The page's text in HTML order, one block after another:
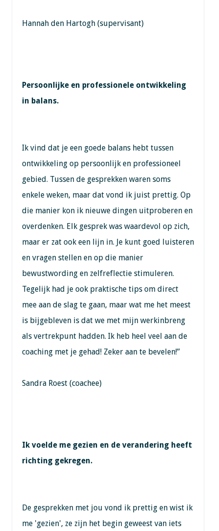
Hannah den Hartogh (supervisant)
Persoonlijke en professionele ontwikkeling
in balans.
Ik vind dat je een goede balans hebt tussen
ontwikkeling op persoonlijk en professioneel
gebied. Tussen de gesprekken waren soms
enkele weken, maar dat vond ik juist prettig. Op
die manier kon ik nieuwe dingen uitproberen en
overdenken. Elk gesprek was waardevol op zich,
maar er zat ook een lijn in. Je kunt goed luisteren
en vragen stellen en op die manier
bewustwording en zelfreflectie stimuleren.
Tegelijk had je ook praktische tips om direct
mee aan de slag te gaan, maar wat me het meest
is bijgebleven is dat we met mijn werkinbreng
als vertrekpunt hadden. Ik heb heel veel aan de
coaching met je gehad! Zeker aan te bevelen!”
Sandra Roest (coachee)
Ik voelde me gezien en de verandering heeft
richting gekregen.
De gesprekken met jou vond ik prettig en wist ik
me 'gezien', ze zijn het begin geweest van iets